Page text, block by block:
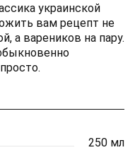
украинской
вам рецепт не
а вареников на пару.
250 мл